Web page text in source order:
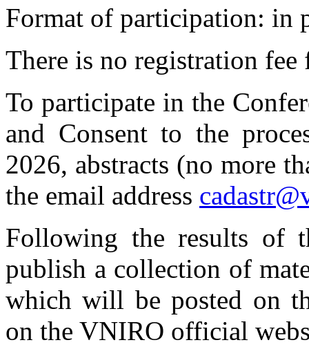
Format of participation: in
There is no registration
To participate in the
and Consent to the
2026, abstracts (no more
the email address
Following the results of
publish a collection of
which will be posted on
on the VNIRO official